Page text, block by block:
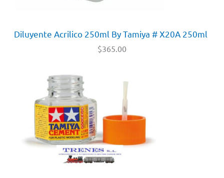
Diluyente Acrilico 250ml By Tamiya # X20A 250ml
$365.00